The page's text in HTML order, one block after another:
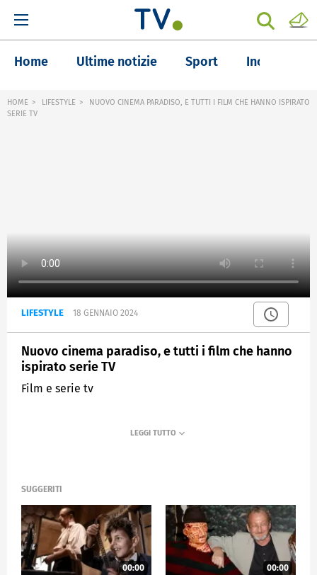
Home Ultime notizie Sport Inchieste
HOME LIFESTYLE
NUOVO CINEMA PARADISO, E TUTTI I FILM CHE HANNO ISPIRATO
SERIE TV
LIFESTYLE 18 GENNAIO 2024
Nuovo cinema paradiso, e tutti i film che hanno
ispirato serie TV
Film e serie tv
SUGGERITI
00:00 00:00